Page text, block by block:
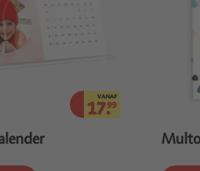
VANAF
17.99